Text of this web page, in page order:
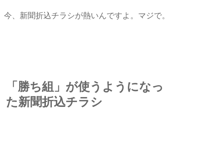
今、新聞折込チラシが熱いんですよ。マジで。
「勝ち組」が使うようになっ
た新聞折込チラシ